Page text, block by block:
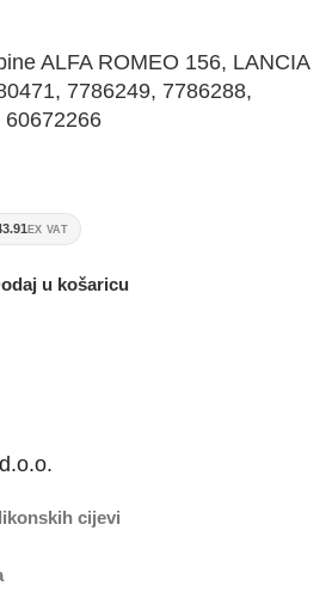
ALFA ROMEO 156, LANCIA
7786249, 7786288,
60672266
EX VAT
u košaricu
cijevi